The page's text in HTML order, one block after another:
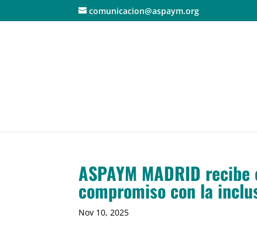
comunicacion@aspaym.org
ASPAYM MADRID
compromiso con la
Nov 10, 2025